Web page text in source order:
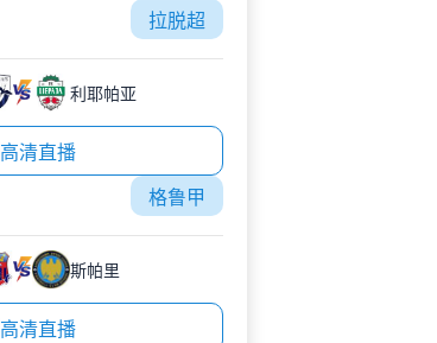
拉脱超
利耶帕亚
高清直播
格鲁甲
斯帕里
高清直播